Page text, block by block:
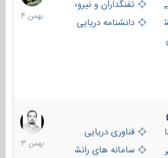
تفنگداران و نیروهای ویژه‌ی دریایی
مختلف
دانشنامه دریایی
1404
دریاییفناوری دریایی
سامانه های رانشی دریایی
6
بهمن
1403